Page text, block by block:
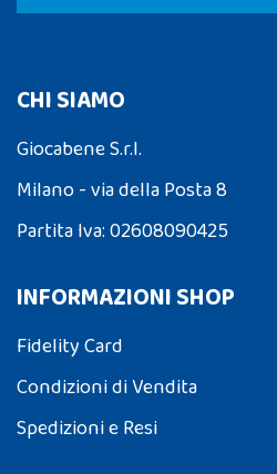
CHI SIAMO
Giocabene S.r.l.
Milano - via della Posta 8
Partita Iva: 02608090425
INFORMAZIONI SHOP
Fidelity Card
Condizioni di Vendita
Spedizioni e Resi